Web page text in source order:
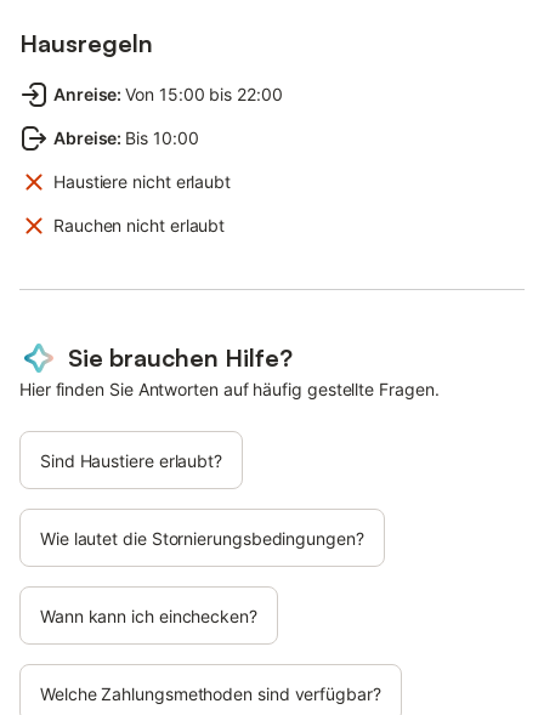
Hausregeln
Anreise: Von 15:00 bis 22:00
Abreise: Bis 10:00
Haustiere nicht erlaubt
Rauchen nicht erlaubt
Sie brauchen Hilfe?
Hier finden Sie Antworten auf häufig gestellte Fragen.
Sind Haustiere erlaubt?
Wie lautet die Stornierungsbedingungen?
Wann kann ich einchecken?
Welche Zahlungsmethoden sind verfügbar?